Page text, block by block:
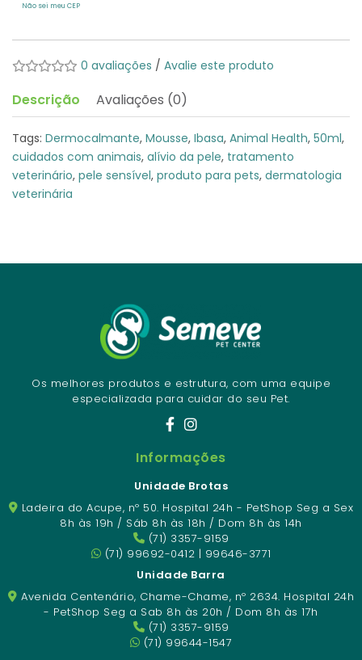
Não sei meu CEP
0 avaliações / Avalie este produto
Descrição Avaliações (0)
Tags: Dermocalmante, Mousse, Ibasa, Animal Health, 50ml,
cuidados com animais, alívio da pele, tratamento
veterinário, pele sensível, produto para pets, dermatologia
veterinária
Os melhores produtos e estrutura, com uma equipe
especializada para cuidar do seu Pet.
Informações
Unidade Brotas
Ladeira do Acupe, nº 50. Hospital 24h - PetShop Seg a Sex
8h às 19h / Sáb 8h às 18h / Dom 8h às 14h
(71) 3357-9159
(71) 99692-0412 | 99646-3771
Unidade Barra
Avenida Centenário, Chame-Chame, nº 2634. Hospital 24h
- PetShop Seg a Sab 8h às 20h / Dom 8h às 17h
(71) 3357-9159
(71) 99644-1547